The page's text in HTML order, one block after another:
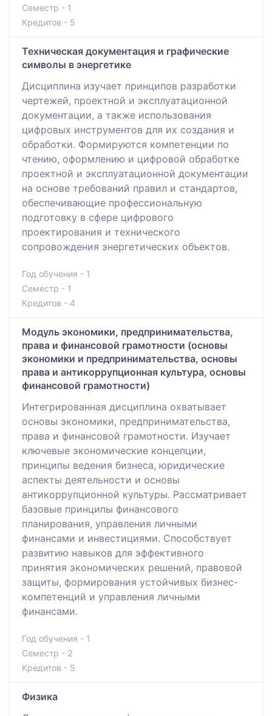
Семестр - 1
Кредитов - 5
Техническая документация и графические
символы в энергетике
Дисциплина изучает принципов разработки
чертежей, проектной и эксплуатационной
документации, а также использования
цифровых инструментов для их создания и
обработки. Формируются компетенции по
чтению, оформлению и цифровой обработке
проектной и эксплуатационной документации
на основе требований правил и стандартов,
обеспечивающие профессиональную
подготовку в сфере цифрового
проектирования и технического
сопровождения энергетических объектов.
Год обучения - 1
Семестр - 1
Кредитов - 4
Модуль экономики, предпринимательства,
права и финансовой грамотности (основы
экономики и предпринимательства, основы
права и антикоррупционная культура, основы
финансовой грамотности)
Интегрированная дисциплина охватывает
основы экономики, предпринимательства,
права и финансовой грамотности. Изучает
ключевые экономические концепции,
принципы ведения бизнеса, юридические
аспекты деятельности и основы
антикоррупционной культуры. Рассматривает
базовые принципы финансового
планирования, управления личными
финансами и инвестициями. Способствует
развитию навыков для эффективного
принятия экономических решений, правовой
защиты, формирования устойчивых бизнес-
компетенций и управления личными
финансами.
Год обучения - 1
Семестр - 2
Кредитов - 5
Физика